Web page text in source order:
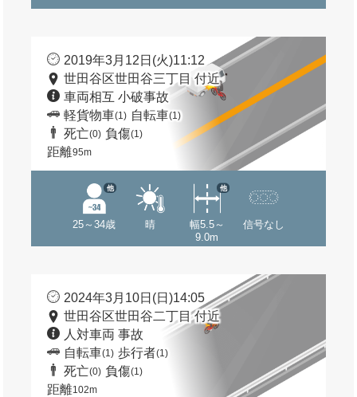
2019年3月12日(火)11:12
世田谷区世田谷三丁目 付近
車両相互 小破事故
軽貨物車(1) 自転車(1)
死亡(0) 負傷(1)
距離95m
25～34歳
他
晴
幅5.5～
9.0m
他
信号なし
2024年3月10日(日)14:05
世田谷区世田谷二丁目 付近
人対車両 事故
自転車(1) 歩行者(1)
死亡(0) 負傷(1)
距離102m